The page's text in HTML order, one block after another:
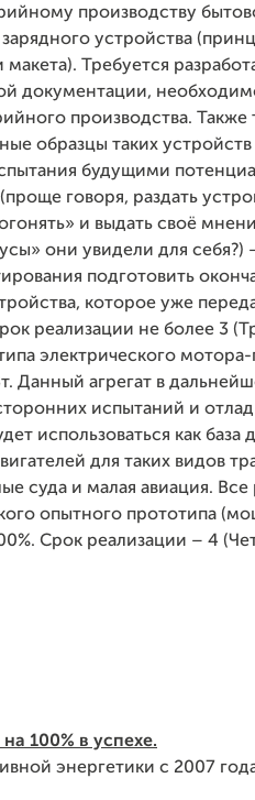
производству
устройства
Требуется
документации,
производства. Также
образцы таких
будущими
говоря, раздать
и выдать своё
они увидели для себя?)
подготовить
которое уже
реализации не более 3
электрического мотора-
Данный агрегат в
испытаний и
использоваться как база
для таких видов
суда и малая авиация. Все
опытного прототипа
Срок реализации – 4
100% в успехе.
энергетики с 2007